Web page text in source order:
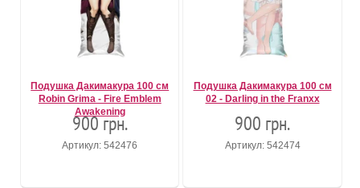
Подушка Дакимакура 100 см
Robin Grima - Fire Emblem
Awakening
900 грн.
Артикул: 542476
Подушка Дакимакура 100 см
02 - Darling in the Franxx
900 грн.
Артикул: 542474